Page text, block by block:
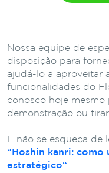
Nossa equipe de
disposição para
ajudá-lo a aproveitar
funcionalidades do
conosco hoje mesmo
demonstração ou
E não se esqueça
“ Hoshin kanri:
estratégico“